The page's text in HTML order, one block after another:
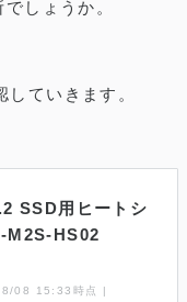
しょうか。
ていきます。
SSD用ヒートシ
M2S-HS02
08 15:33時点 |